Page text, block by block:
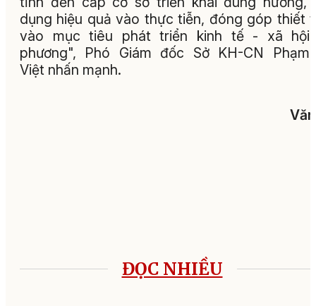
dụng hiệu quả vào thực tiễn, đóng góp thiết
vào mục tiêu phát triển kinh tế - xã hội
phương", Phó Giám đốc Sở KH-CN Phạm
Việt nhấn mạnh.
ĐỌC NHIỀU